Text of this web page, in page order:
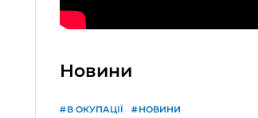
Новини
В ОКУПАЦІЇ НОВИНИ